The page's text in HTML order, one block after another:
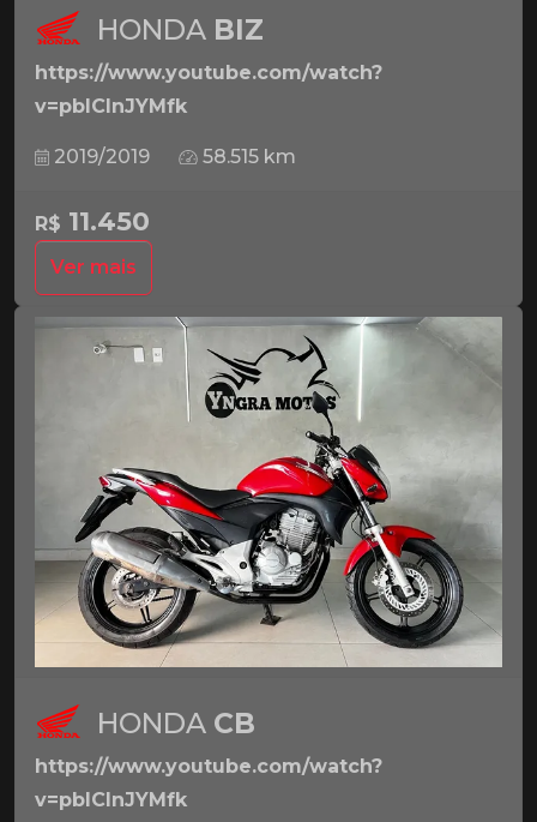
HONDA BIZ
https://www.youtube.com/watch?
v=pbICInJYMfk
2019/2019 58.515 km
R$ 11.450
Ver mais
HONDA CB
https://www.youtube.com/watch?
v=pbICInJYMfk